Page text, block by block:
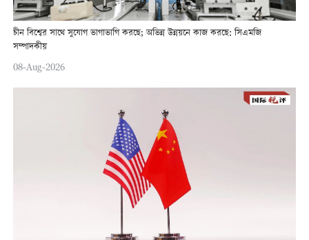
চীন বিশ্বের সাথে সুযোগ ভাগাভাগি করছে; অভিন্ন উন্নয়নে কাজ করছে: সিএমজি
সম্পাদকীয়
08-Aug-2026